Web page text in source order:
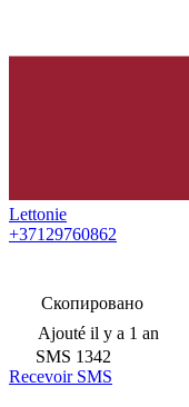
Lettonie
+37129760862
Скопировано
Ajouté il y a 1 an
SMS 1342
Recevoir SMS